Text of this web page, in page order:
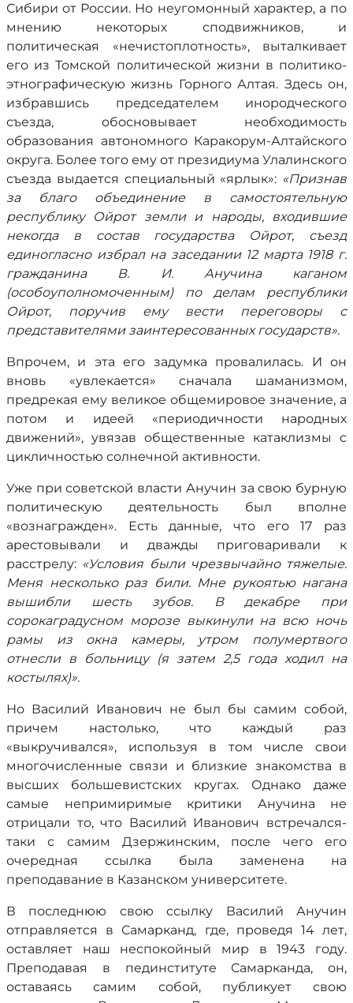
Сибири от России. Но неугомонный характер, а по
мнению некоторых сподвижников, и
политическая «нечистоплотность», выталкивает
его из Томской политической жизни в политико-
этнографическую жизнь Горного Алтая. Здесь он,
избравшись председателем инородческого
съезда, обосновывает необходимость
образования автономного Каракорум-Алтайского
округа. Более того ему от президиума Улалинского
съезда выдается специальный «ярлык»: «Признав
за благо объединение в самостоятельную
республику Ойрот земли и народы, входившие
некогда в состав государства Ойрот, съезд
единогласно избрал на заседании 12 марта 1918 г.
гражданина В. И. Анучина каганом
(особоуполномоченным) по делам республики
Ойрот, поручив ему вести переговоры с
представителями заинтересованных государств».
Впрочем, и эта его задумка провалилась. И он
вновь «увлекается» сначала шаманизмом,
предрекая ему великое общемировое значение, а
потом и идеей «периодичности народных
движений», увязав общественные катаклизмы с
цикличностью солнечной активности.
Уже при советской власти Анучин за свою бурную
политическую деятельность был вполне
«вознагражден». Есть данные, что его 17 раз
арестовывали и дважды приговаривали к
расстрелу: «Условия были чрезвычайно тяжелые.
Меня несколько раз били. Мне рукоятью нагана
вышибли шесть зубов. В декабре при
сорокаградусном морозе выкинули на всю ночь
рамы из окна камеры, утром полумертвого
отнесли в больницу (я затем 2,5 года ходил на
костылях)».
Но Василий Иванович не был бы самим собой,
причем настолько, что каждый раз
«выкручивался», используя в том числе свои
многочисленные связи и близкие знакомства в
высших большевистских кругах. Однако даже
самые непримиримые критики Анучина не
отрицали то, что Василий Иванович встречался-
таки с самим Дзержинским, после чего его
очередная ссылка была заменена на
преподавание в Казанском университете.
В последнюю свою ссылку Василий Анучин
отправляется в Самарканд, где, проведя 14 лет,
оставляет наш неспокойный мир в 1943 году.
Преподавая в пединституте Самарканда, он,
оставаясь самим собой, публикует свою